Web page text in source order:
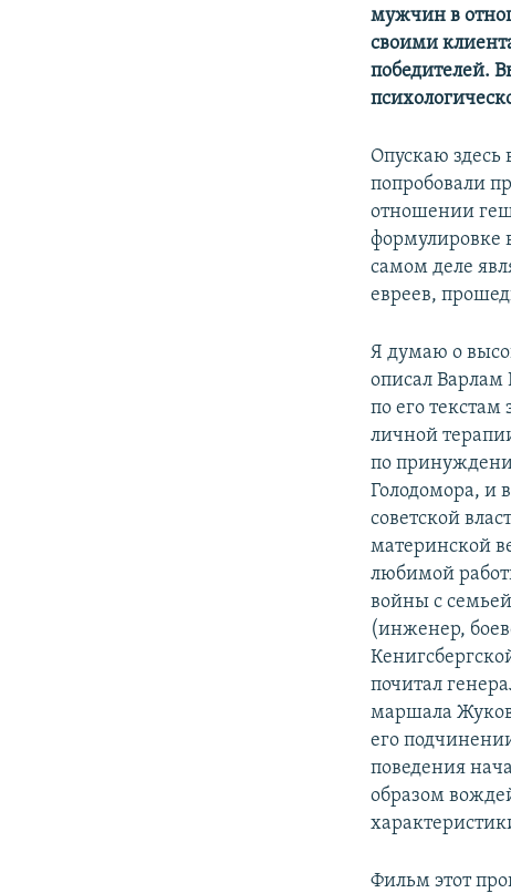
мужчин в
своими
победителей.
Опускаю
попробовали
отношении
формулировке
самом деле
евреев,
Я думаю о
описал Варлам
по его
личной
по
Голодомора, и
советской
материнской
любимой
войны с
(инженер,
почитал
маршала
его
поведения
образом
Фильм этот